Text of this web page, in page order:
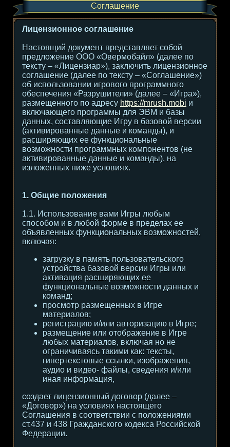
Соглашение
Лицензионное соглашение
Настоящий документ представляет собой
предложение ООО «Овермобайл» (далее по
тексту – «Лицензиар»), заключить лицензионное
соглашение (далее по тексту – «Соглашение»)
об использовании игрового программного
обеспечения «Разрушители» (далее – «Игра»),
размещенного по адресу https://mrush.mobi и
включающего программы для ЭВМ и базы
данных, составляющие Игру в базовой версии
(активированные данные и команды), и
расширяющих ее функциональные
возможности программных компонентов (не
активированные данные и команды), на
изложенных ниже условиях.
1. Общие положения
1.1. Использование вами Игры любым
способом и в любой форме в пределах ее
объявленных функциональных возможностей,
включая:
загрузку в память пользовательского
устройства базовой версии Игры или
активация расширяющих ее
функциональные возможности данных и
команд;
просмотр размещенных в Игре
материалов;
регистрацию и/или авторизацию в Игре;
размещение или отображение в Игре
любых материалов, включая но не
ограничиваясь такими как: тексты,
гипертекстовые ссылки, изображения,
аудио и видео- файлы, сведения и/или
иная информация,
создает лицензионный договор (далее –
«Договор») на условиях настоящего
Соглашения в соответствии с положениями
ст.437 и 438 Гражданского кодекса Российской
Федерации.